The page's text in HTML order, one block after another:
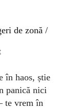
de zonă /
în haos, știe
panică nici
te vrem în